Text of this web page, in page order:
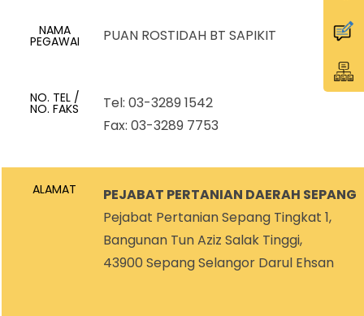
NAMA
PEGAWAI PUAN ROSTIDAH BT SAPIKIT
NO. TEL /
NO. FAKS
Tel: 03-3289 1542
Fax: 03-3289 7753
ALAMAT
PEJABAT PERTANIAN DAERAH SEPANG
Pejabat Pertanian Sepang Tingkat 1,
Bangunan Tun Aziz Salak Tinggi,
43900 Sepang Selangor Darul Ehsan